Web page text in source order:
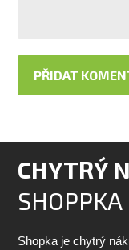
CHYTRÝ
SHOPPKA
Shopka je chytrý